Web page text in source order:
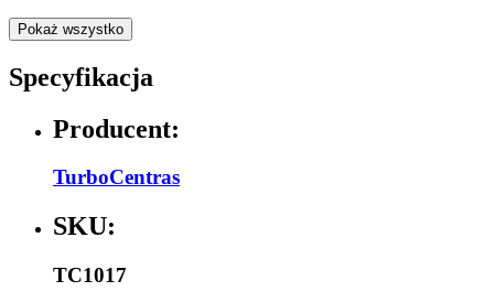
Pokaż wszystko
Specyfikacja
Producent:
TurboCentras
SKU:
TC1017